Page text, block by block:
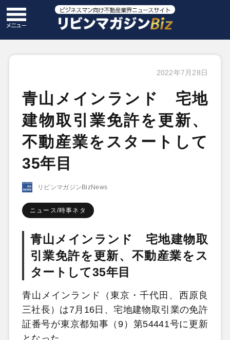
2022年7月28日
青山メインランド 宅地
建物取引業免許を更新、
不動産業をスタートして
35年目
リビンマガジンBizNews
ニュース/時事ネタ
青山メインランド 宅地建物取
引業免許を更新、不動産業をス
タートして35年目
青山メインランド（東京・千代田、西原良
三社長）は7月16日、宅地建物取引業の免許
証番号が東京都知事（9）第54441号に更新